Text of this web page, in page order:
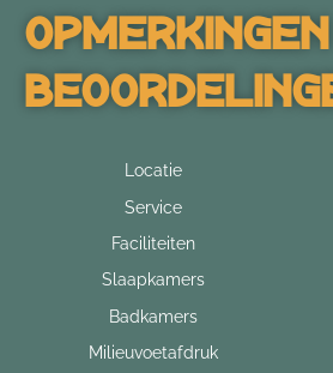
Locatie
Service
Faciliteiten
Slaapkamers
Badkamers
Milieuvoetafdruk